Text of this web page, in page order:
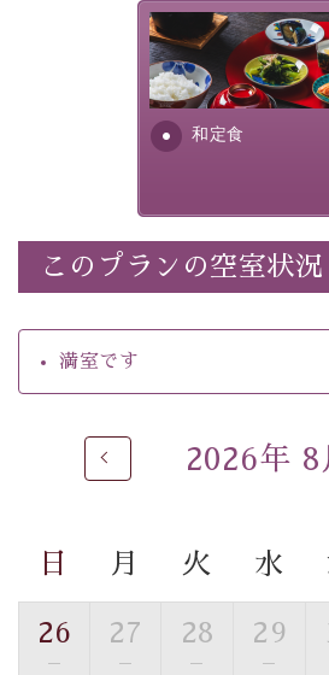
・館内フリーWi-Fi
・チェックイン15時、チェックア
・朝食はこだわりの味噌汁をはじ
自家源泉「美翠源泉」は酸化の進
■お座敷風呂（大浴場）
温泉の成分に合わせ、防菌防カビ
※男性大浴場までのご移動には階
ご了承のほどお願いいたします。
■貸切温泉風呂 （40分2000円）
和定食
さっぱりとした和食
れる食材は、諏訪の
ふんだんに取り入れ
安全を心掛けた長野
このプランの空室状況
満室です
2026年 8
日 月 火 水
26
—
27
—
28
—
29
—